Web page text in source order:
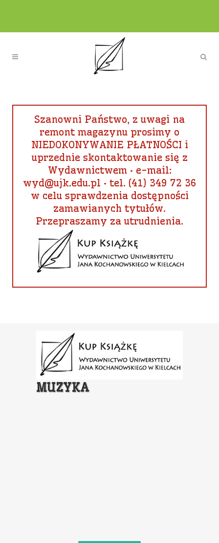
Szanowni Państwo, z uwagi na
remont magazynu prosimy o
NIEDOKONYWANIE PŁATNOŚCI i
uprzednie skontaktowanie się z
Wydawnictwem • e-mail:
wyd@ujk.edu.pl • tel. (41) 349 72 36
w celu sprawdzenia dostępności
zamawianych tytułów.
Przepraszamy za utrudnienia.
MUZYKA